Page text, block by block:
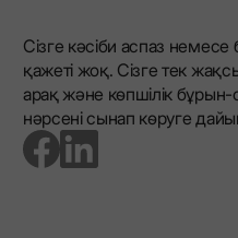
Сізге кәсіби аспаз немесе
қажеті жоқ. Сізге тек
арақ және көпшілік
нәрсені сынап көруге
go to facebook page go to linkedin page